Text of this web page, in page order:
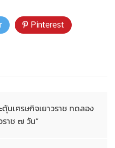
Pinterest
นเศรษกิจเยาวราช ทดลอง
าช ๗ วัน”